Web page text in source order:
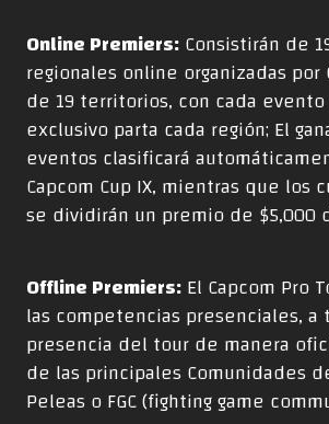
Online Premiers:Consistirán de
regionales online organizadas por
de 19 territorios, con cada
exclusivo parta cada región; El
eventos clasificará
Capcom Cup IX, mientras que los
se dividirán un premio de $5,000
Offline Premiers:El Capcom Pro
las competencias presenciales, a
presencia del tour de manera
de las principales Comunidades
Peleas o FGC (fighting game